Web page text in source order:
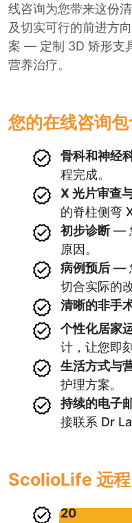
线咨询为您带来这份
及切实可行的前进方
案 — 定制 3D 矫形支
营养治疗。
您的在线咨询
骨科和神经
程完成。
X 光片审查
的脊柱侧弯
初步诊断—
原因。
病例预后 —
切合实际的
清晰的非手
个性化居家
计，让您即
生活方式与
护理方案。
持续的电子
接联系 Dr
ScolioLife 远
20